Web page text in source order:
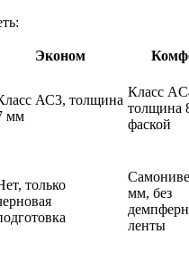
Эконом
АС3, толщина
мм
Класс
толщина
фаской
только
мм, без
ленты